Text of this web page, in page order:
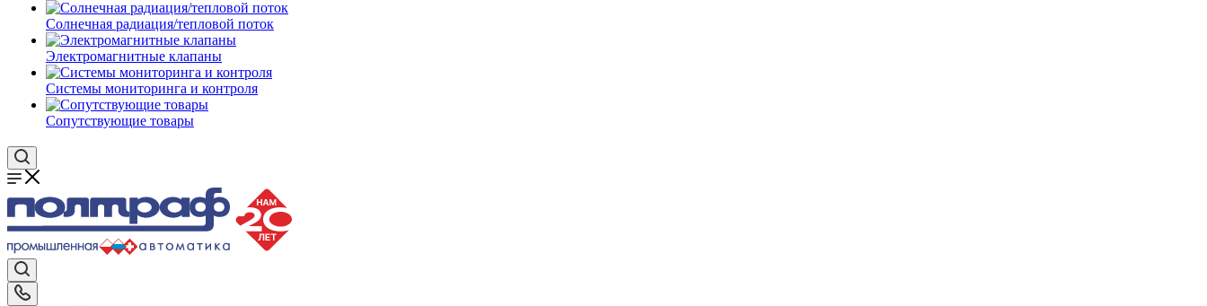
Солнечная радиация/тепловой поток
Электромагнитные клапаны
Системы мониторинга и контроля
Сопутствующие товары